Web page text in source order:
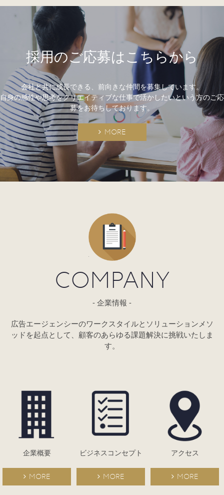
採用のご応募はこちらから
会社と共に成長できる、前向きな仲間を募集しています。
自身の感性や思考をクリエイティブな仕事で活かしたいという方のご応
募をお待ちしております。
MORE
COMPANY
企業情報
広告エージェンシーのワークスタイルとソリューションメソ
ッドを起点として、顧客のあらゆる課題解決に挑戦いたしま
す。
企業概要
MORE
ビジネスコンセプト
MORE
アクセス
MORE